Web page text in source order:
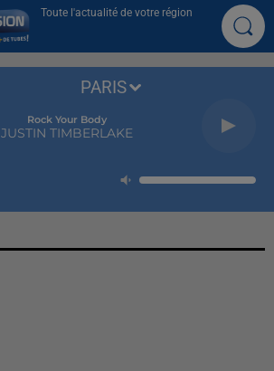
Toute l'actualité de votre région
Rock Your Body
JUSTIN TIMBERLAKE
PARIS